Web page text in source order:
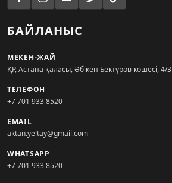
БАЙЛАНЫС
МЕКЕН-ЖАЙ
ҚР, Астана қаласы, Әбікен Бектұров көшесі, 4/3
ТЕЛЕФОН
+7 701 933 8520
EMAIL
aktan.yeltay@gmail.com
WHATSAPP
+7 701 933 8520